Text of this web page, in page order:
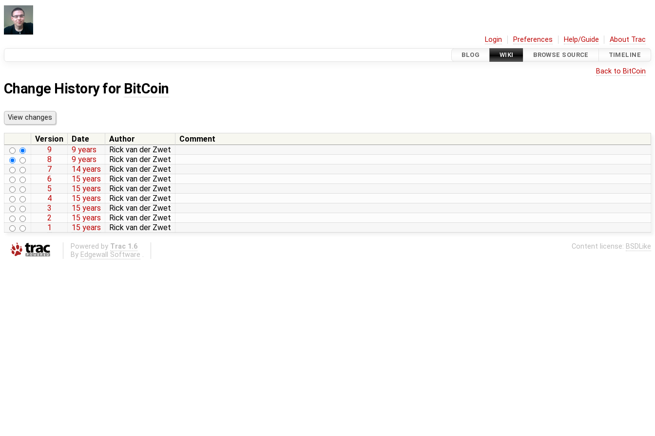
Login Preferences Help/Guide About Trac
BLOG WIKI BROWSE SOURCE TIMELINE
Back to BitCoin
Change History for BitCoin
Version Date Author
Comment
9
9 years
Rick van der Zwet
8
9 years
Rick van der Zwet
7
14 years
Rick van der Zwet
6
15 years
Rick van der Zwet
5
15 years
Rick van der Zwet
4
15 years
Rick van der Zwet
3
15 years
Rick van der Zwet
2
15 years
Rick van der Zwet
1
15 years Rick van der Zwet
Powered by Trac 1.6
By Edgewall Software .
Content license: BSDLike